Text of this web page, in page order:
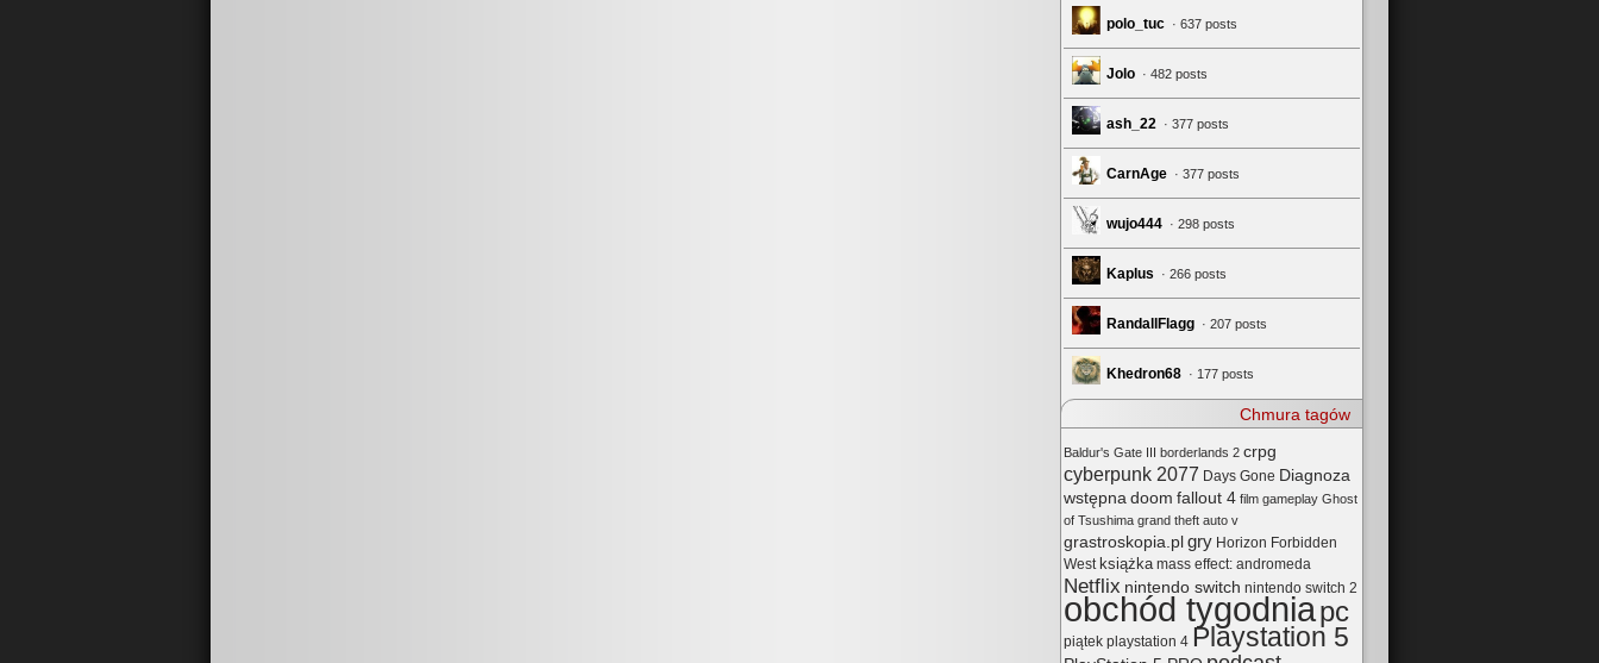
polo_tuc · 637 posts
Jolo · 482 posts
ash_22 · 377 posts
CarnAge · 377 posts
wujo444 · 298 posts
Kaplus · 266 posts
RandallFlagg · 207 posts
Khedron68 · 177 posts
Chmura tagów
Baldur's Gate III borderlands 2 crpg
cyberpunk 2077 Days Gone Diagnoza
wstępnadoom fallout 4 film gameplay Ghost
of Tsushima grand theft auto v
grastroskopia.pl gry Horizon Forbidden
West książka mass effect: andromeda
Netflix nintendo switch nintendo switch 2
obchód tygodniapc
piątek playstation 4 Playstation 5